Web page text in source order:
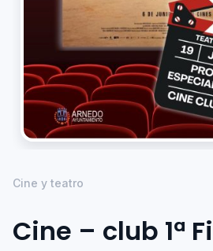
Cine y teatro
Cine – club 1ª